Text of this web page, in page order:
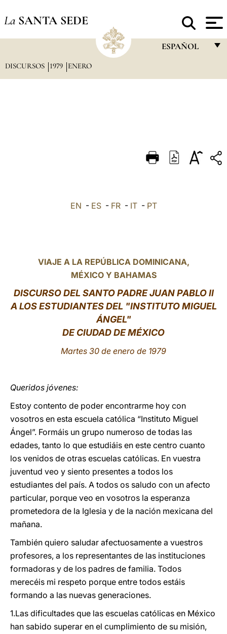
La SANTA SEDE
ESPAÑOL
DEUTSCH
DISCURSOS 1979 ENERO
EN - ES- FR- IT- PT
VIAJE A LA REPÚBLICA DOMINICANA,
MÉXICO Y BAHAMAS
DISCURSO DEL SANTO PADRE JUAN PABLO II
A LOS ESTUDIANTES DEL "INSTITUTO MIGUEL
ÁNGEL"
DE CIUDAD DE MÉXICO
Martes 30 de enero de 1979
Queridos jóvenes:
Estoy contento de poder encontrarme hoy con
vosotros en esta escuela católica “Instituto Miguel
Ángel”. Formáis un grupo numeroso de todas las
edades, tanto lo que estudiáis en este centro cuanto
los venidos de otras escuelas católicas. En vuestra
juventud veo y siento presentes a todos los
estudiantes del país. A todos os saludo con un afecto
particular, porque veo en vosotros la esperanza
prometedora de la Iglesia y de la nación mexicana del
mañana.
También quiero saludar afectuosamente a vuestros
profesores, a los representantes de las instituciones
formadoras y de los padres de familia. Todos
merecéis mi respeto porque entre todos estáis
formando a las nuevas generaciones.
1.Las dificultades que las escuelas católicas en México
han sabido superar en el cumplimiento de su misión,